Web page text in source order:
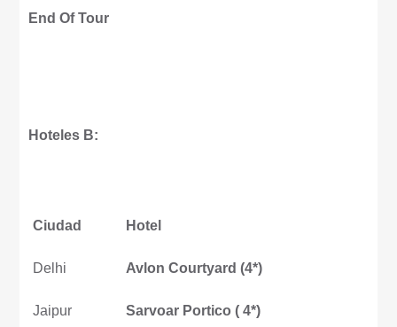
End Of Tour
Hoteles B:
Ciudad Hotel
Delhi Avlon Courtyard (4*)
Jaipur Sarvoar Portico ( 4*)